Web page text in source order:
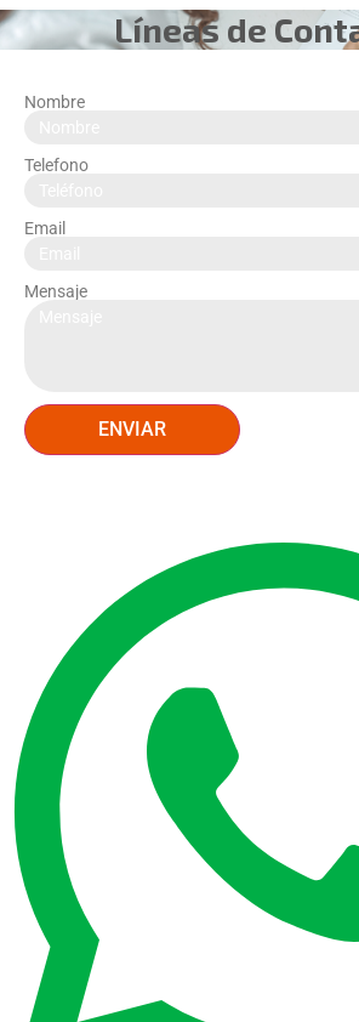
Ir
al
Líneas de
Nombre
Telefono
Email
Mensaje
ENVIAR